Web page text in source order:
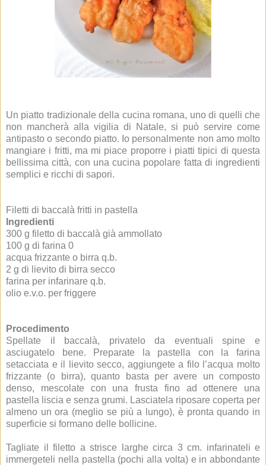
Un piatto tradizionale della cucina romana, uno di quelli che
non mancherà alla vigilia di Natale, si può servire come
antipasto o secondo piatto. Io personalmente non amo molto
mangiare i fritti, ma mi piace proporre i piatti tipici di questa
bellissima città, con una cucina popolare fatta di ingredienti
semplici e ricchi di sapori.
Filetti di baccalà fritti in pastella
Ingredienti
300 g filetto di baccalà già ammollato
100 g di farina 0
acqua frizzante o birra q.b.
2 g di lievito di birra secco
farina per infarinare q.b.
olio e.v.o. per friggere
Procedimento
Spellate il baccalà, privatelo da eventuali spine e
asciugatelo bene. Preparate la pastella con la farina
setacciata e il lievito secco, aggiungete a filo l’acqua molto
frizzante (o birra), quanto basta per avere un composto
denso, mescolate con una frusta fino ad ottenere una
pastella liscia e senza grumi. Lasciatela riposare coperta per
almeno un ora (meglio se più a lungo), è pronta quando in
superficie si formano delle bollicine.
Tagliate il filetto a strisce larghe circa 3 cm. infarinateli e
immergeteli nella pastella (pochi alla volta) e in abbondante